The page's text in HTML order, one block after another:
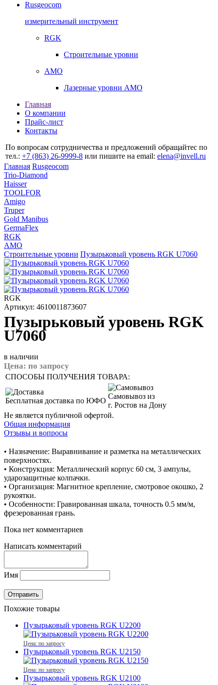
Rusgeocom
измерительный инструмент
RGK
Строительные уровни
AMO
Лазерные уровни AMO
Главная
О компании
Прайс-лист
Контакты
По вопросам сотрудничества и предложений обращайтес по
тел.: +7 (863) 26‐9999‐8 или пишите на email: elena@invell.ru
Главная Rusgeocom
Trio-Diamond
Haisser
TOOLFOR
Amigo
Truper
Gold Manibus
GermaFlex
RGK
AMO
Строительные уровни Пузырьковый уровень RGK U7060
RGK
Артикул: 4610011873607
Пузырьковый уровень RGK
U7060
в наличии
Цена: по запросу
СПОСОБЫ ПОЛУЧЕНИЯ ТОВАРА:
Бесплатная доставка по ЮФО
Самовывоз из
г. Ростов на Дону
Не является публичной офертой.
Общая информация
Отзывы и вопросы
• Назначение: Выравнивание и разметка на металлических
поверхностях.
• Конструкция: Металлический корпус 60 см, 3 ампулы,
ударозащитные колпачки.
• Организация: Магнитное крепление, смотровое окошко, 2
рукоятки.
• Особенности: Гравированная шкала, точность 0.5 мм/м,
фрезерованная грань.
Пока нет комментариев
Написать комментарий
Имя
Похожие товары
Пузырьковый уровень RGK U2200
Цена: по запросу
Пузырьковый уровень RGK U2150
Цена: по запросу
Пузырьковый уровень RGK U2100